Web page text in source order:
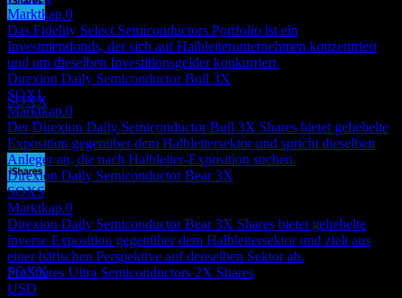
Dividendenzahlung
17
SEP 27
iShares Semiconductor
Geschätzt
SOXX
Dividendenabschlag
16
DEC 27
iShares Semiconductor
Geschätzt
SOXX
Marktkap.0
Das Fidelity Select Semiconductors Portfolio ist ein
Investmentfonds, der sich auf Halbleiterunternehmen konzentriert
und um dieselben Investitionsgelder konkurriert.
Direxion Daily Semiconductor Bull 3X
SOXL
Marktkap.0
Der Direxion Daily Semiconductor Bull 3X Shares bietet gehebelte
Exposition gegenüber dem Halbleitersektor und spricht dieselben
Anleger an, die nach Halbleiter-Exposition suchen.
Direxion Daily Semiconductor Bear 3X
SOXS
Marktkap.0
Direxion Daily Semiconductor Bear 3X Shares bietet gehebelte
inverse Exposition gegenüber dem Halbleitersektor und zielt aus
einer bärischen Perspektive auf denselben Sektor ab.
ProShares Ultra Semiconductors 2X Shares
USD